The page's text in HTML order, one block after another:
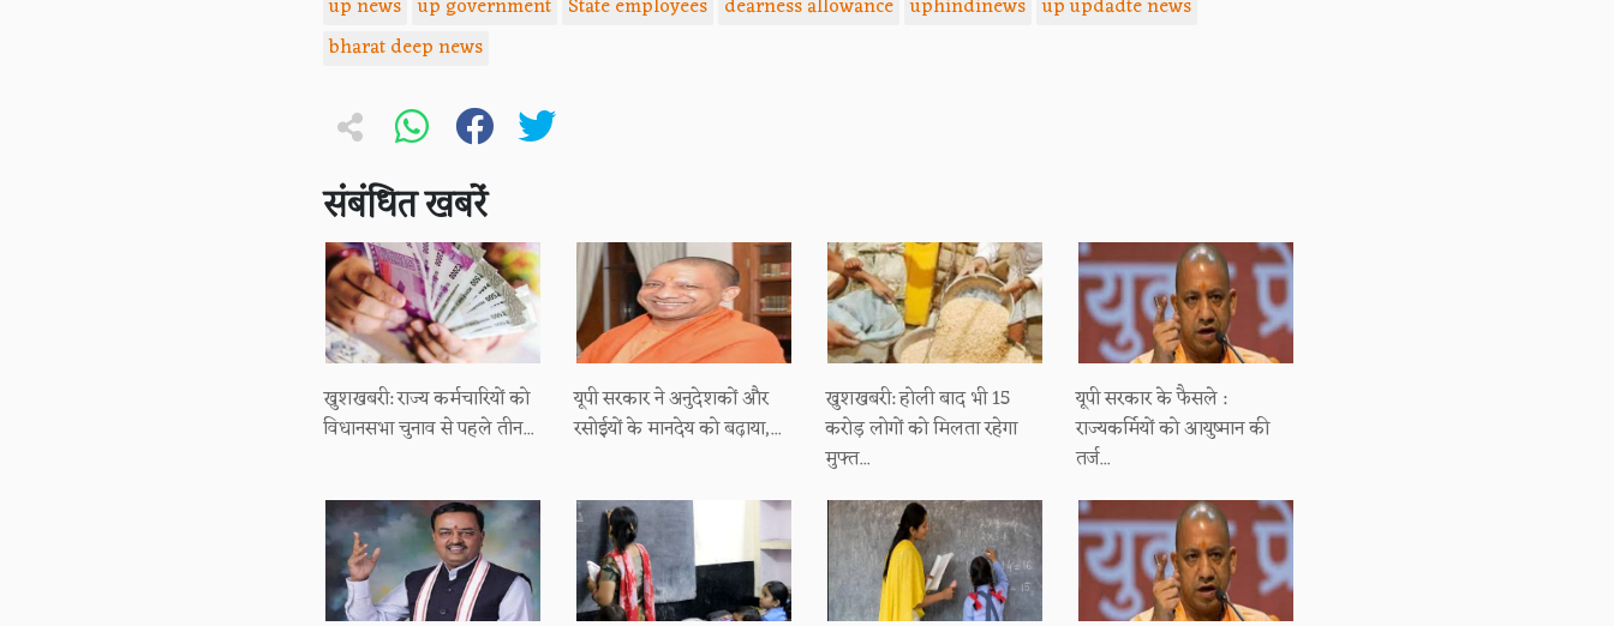
up news up government State employees dearness allowance uphindinews up updadte news
bharat deep news
संबंधित खबरें
खुशखबरी: राज्य कर्मचारियों को
विधानसभा चुनाव से पहले तीन...
यूपी सरकार ने अनुदेशकों और
रसोईयों के मानदेय को बढ़ाया,...
खुशखबरी: होली बाद भी 15
करोड़ लोगों को मिलता रहेगा
मुफ्त...
यूपी सरकार के फैसले :
राज्यकर्मियों को आयुष्मान की
तर्ज...